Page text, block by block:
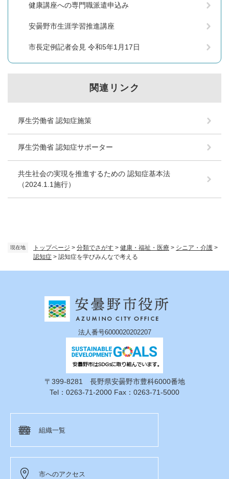
現在地 トップページ > 分類でさがす > 健康・福祉・医療 > シニア・介護 >
認知症 > 認知症を学びみんなで考える
健康講座への専門職派遣申込み
安曇野市生涯学習推進講座
市長定例記者会見 令和5年1月17日
関連リンク
厚生労働省 認知症施策
厚生労働省 認知症サポーター
共生社会の実現を推進するための 認知症基本法
（2024.1.1施行）
法人番号6000020202207
〒399-8281 長野県安曇野市豊科6000番地
Tel：0263-71-2000 Fax：0263-71-5000
組織一覧
市へのアクセス